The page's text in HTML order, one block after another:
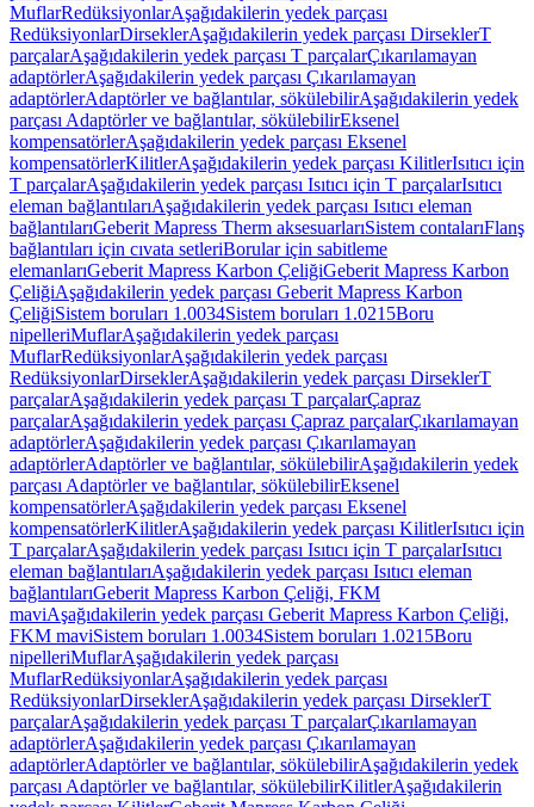
MuflarRedüksiyonlarAşağıdakilerin yedek parçası
RedüksiyonlarDirseklerAşağıdakilerin yedek parçası DirseklerT
parçalarAşağıdakilerin yedek parçası T parçalarÇıkarılamayan
adaptörlerAşağıdakilerin yedek parçası Çıkarılamayan
adaptörlerAdaptörler ve bağlantılar, sökülebilirAşağıdakilerin yedek
parçası Adaptörler ve bağlantılar, sökülebilirEksenel
kompensatörlerAşağıdakilerin yedek parçası Eksenel
kompensatörlerKilitlerAşağıdakilerin yedek parçası KilitlerIsıtıcı için
T parçalarAşağıdakilerin yedek parçası Isıtıcı için T parçalarIsıtıcı
eleman bağlantılarıAşağıdakilerin yedek parçası Isıtıcı eleman
bağlantılarıGeberit Mapress Therm aksesuarlarıSistem contalarıFlanş
bağlantıları için cıvata setleriBorular için sabitleme
elemanlarıGeberit Mapress Karbon ÇeliğiGeberit Mapress Karbon
ÇeliğiAşağıdakilerin yedek parçası Geberit Mapress Karbon
ÇeliğiSistem boruları 1.0034Sistem boruları 1.0215Boru
nipelleriMuflarAşağıdakilerin yedek parçası
MuflarRedüksiyonlarAşağıdakilerin yedek parçası
RedüksiyonlarDirseklerAşağıdakilerin yedek parçası DirseklerT
parçalarAşağıdakilerin yedek parçası T parçalarÇapraz
parçalarAşağıdakilerin yedek parçası Çapraz parçalarÇıkarılamayan
adaptörlerAşağıdakilerin yedek parçası Çıkarılamayan
adaptörlerAdaptörler ve bağlantılar, sökülebilirAşağıdakilerin yedek
parçası Adaptörler ve bağlantılar, sökülebilirEksenel
kompensatörlerAşağıdakilerin yedek parçası Eksenel
kompensatörlerKilitlerAşağıdakilerin yedek parçası KilitlerIsıtıcı için
T parçalarAşağıdakilerin yedek parçası Isıtıcı için T parçalarIsıtıcı
eleman bağlantılarıAşağıdakilerin yedek parçası Isıtıcı eleman
bağlantılarıGeberit Mapress Karbon Çeliği, FKM
maviAşağıdakilerin yedek parçası Geberit Mapress Karbon Çeliği,
FKM maviSistem boruları 1.0034Sistem boruları 1.0215Boru
nipelleriMuflarAşağıdakilerin yedek parçası
MuflarRedüksiyonlarAşağıdakilerin yedek parçası
RedüksiyonlarDirseklerAşağıdakilerin yedek parçası DirseklerT
parçalarAşağıdakilerin yedek parçası T parçalarÇıkarılamayan
adaptörlerAşağıdakilerin yedek parçası Çıkarılamayan
adaptörlerAdaptörler ve bağlantılar, sökülebilirAşağıdakilerin yedek
parçası Adaptörler ve bağlantılar, sökülebilirKilitlerAşağıdakilerin